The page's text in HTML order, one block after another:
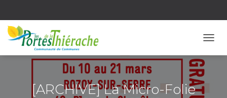
[ARCHIVE] La Micro-Folie